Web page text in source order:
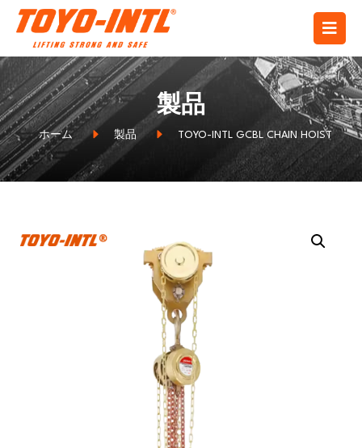
製品
ホーム 製品 TOYO-INTL GCBL CHAIN HOIST